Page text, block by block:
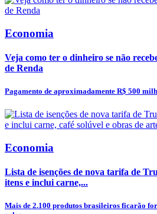
Economia
Veja como ter o dinheiro se não
de Renda
Pagamento de aproximadamente R$ 500
Economia
Lista de isenções de nova tarifa de
itens e inclui carne,...
Mais de 2.100 produtos brasileiros ficarão